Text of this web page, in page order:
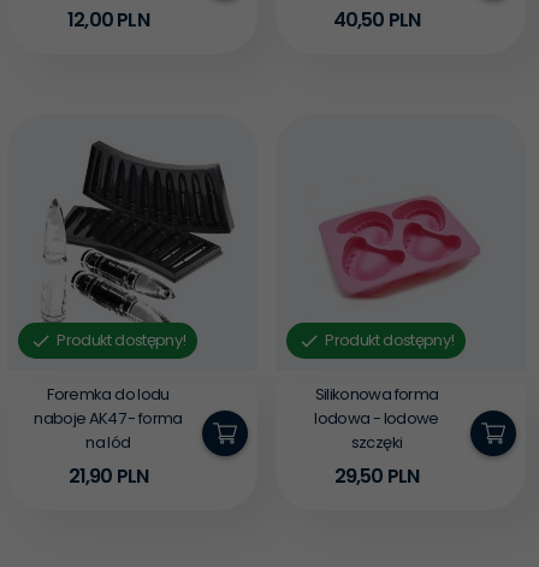
12,00PLN 40,50 PLN
Produkt dostępny!
Foremka do lodu
naboje AK47 - forma
na lód
21,90 PLN
Produkt dostępny!
Silikonowa forma
lodowa - lodowe
szczęki
29,50 PLN